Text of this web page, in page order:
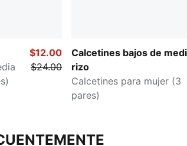
$12.00
$24.00
Calcetines bajos de
rizo
Calcetines para mujer (3
pares)